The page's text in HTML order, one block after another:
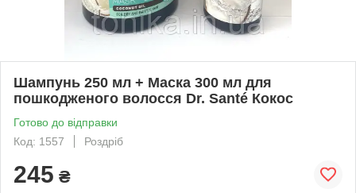
Шампунь 250 мл + Маска 300 мл для
пошкодженого волосся Dr. Santé Кокос
Готово до відправки
Код: 1557
Роздріб
245 ₴